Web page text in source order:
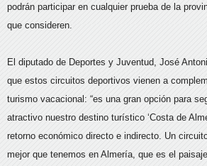
podrán participar en cualquier prueba de la
que consideren.
El diputado de Deportes y Juventud, José
que estos circuitos deportivos vienen a
turismo vacacional: “es una gran opción para
atractivo nuestro destino turístico ‘Costa de
retorno económico directo e indirecto. Un
mejor que tenemos en Almería, que es el